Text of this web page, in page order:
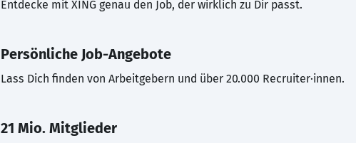
Entdecke mit XING genau den Job, der wirklich zu Dir passt.
Persönliche Job-Angebote
Lass Dich finden von Arbeitgebern und über 20.000 Recruiter·innen.
21 Mio. Mitglieder